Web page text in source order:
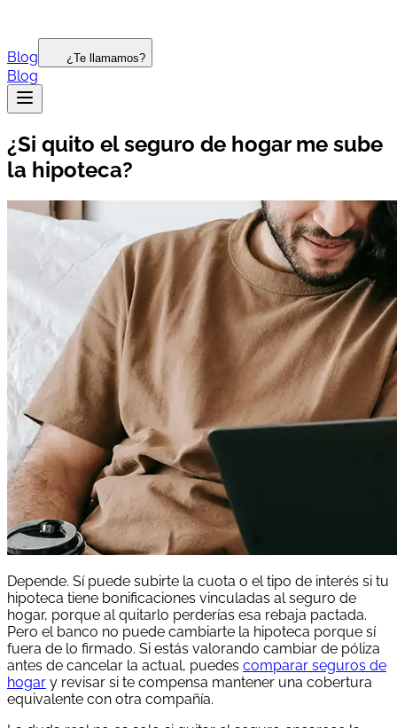
Blog ¿Te llamamos?
Blog
¿Si quito el seguro de hogar me sube
la hipoteca?
Depende. Sí puede subirte la cuota o el tipo de interés si tu
hipoteca tiene bonificaciones vinculadas al seguro de
hogar, porque al quitarlo perderías esa rebaja pactada.
Pero el banco no puede cambiarte la hipoteca porque sí
fuera de lo firmado. Si estás valorando cambiar de póliza
antes de cancelar la actual, puedes comparar seguros de
hogar y revisar si te compensa mantener una cobertura
equivalente con otra compañía.